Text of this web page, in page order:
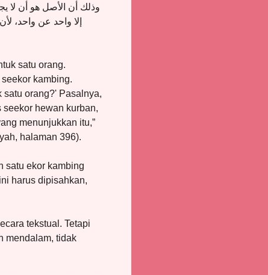
وذلك أن الأصل هو أن لا
إلا واحد عن واحد،
satu orang.
kambing.
satu orang?' Pasalnya,
seekor hewan kurban,
menunjukkan itu,”
halaman 396).
satu ekor kambing
harus dipisahkan,
tekstual. Tetapi
mendalam, tidak